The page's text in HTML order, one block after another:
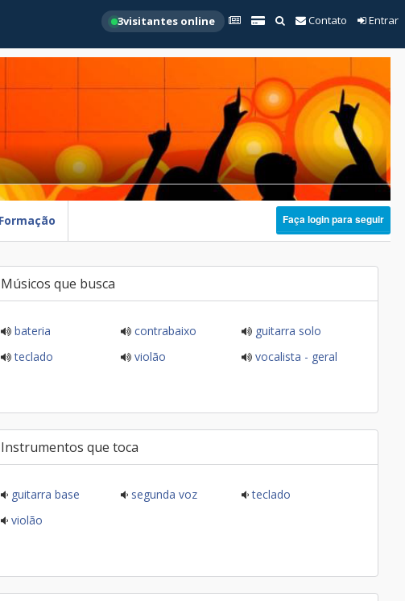
3visitantes online Contato Entrar
Faça login para seguir
Músicos que busca
bateria contrabaixo
guitarra solo
teclado
violão vocalista - geral
Instrumentos que toca
guitarra base segunda voz
teclado
violão